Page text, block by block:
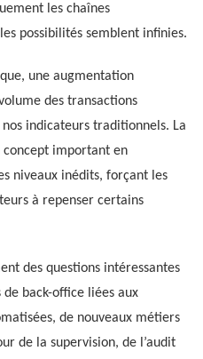
les chaînes
possibilités semblent infinies.
une augmentation
des transactions
indicateurs traditionnels. La
important en
niveaux inédits, forçant les
à repenser certains
des questions intéressantes
de back-office liées aux
de nouveaux métiers
de la supervision, de l’audit